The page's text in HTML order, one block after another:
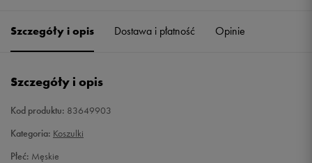
M Powiadom o dostępności
XXL Powiadom o dostępności
Szczegóły i opis Dostawa i płatność Opinie
Szczegóły i opis
Kod produktu: 83649903
Kategoria: Koszulki
Płeć: Męskie